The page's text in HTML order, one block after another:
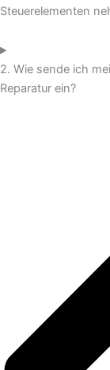
Steuerelementen
2. Wie sende ich
Reparatur ein?